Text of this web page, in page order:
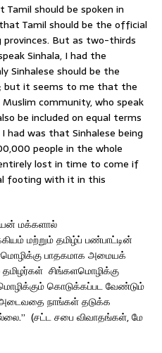
should be spoken in
Tamil should be the official
provinces. But as two-thirds
Sinhala, I had the
Sinhalese should be the
but it seems to me that the
community, who speak
be included on equal terms
had was that Sinhalese being
people in the whole
lost in time to come if
footing with it in this
மக்களால்
மற்றும் தமிழ்ப் பண்பாட்டின்
பாதகமாக அமையக்
சிங்களமொழிக்கு
கொடுக்கப்பட வேண்டும்
நாங்கள் தடுக்க
(சட்ட சபை விவாதங்கள், மே